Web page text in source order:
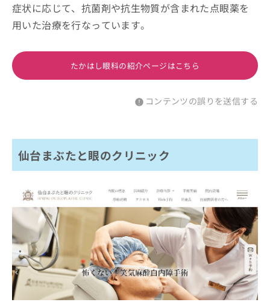
症状に応じて、抗菌剤や抗生物質が含まれた点眼薬を
用いた治療を行なっています。
たかはし眼科の紹介ページはこちら
コンテンツの誤りを送信する
仙台まぶたと眼のクリニック